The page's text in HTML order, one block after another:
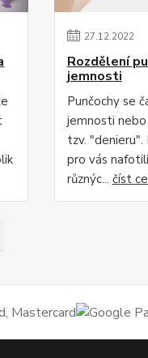
27.12.2022
Rozdělení
jemnosti
Punčochy se
jemnosti nebo
tzv.
pro vás
různýc... číst